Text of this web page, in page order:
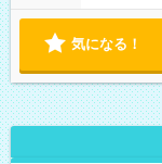
気になる！